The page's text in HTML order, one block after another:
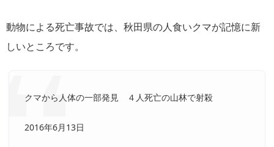
動物による死亡事故では、秋田県の人食いクマが記憶に新
しいところです。
クマから人体の一部発見 ４人死亡の山林で射殺
2016年6月13日